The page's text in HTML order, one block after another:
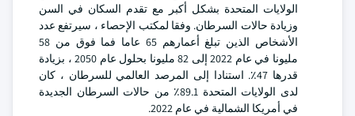
الولايات المتحدة بشكل أكبر مع تقدم السكان في السن
وزيادة حالات السرطان. وفقا لمكتب الإحصاء ، سيرتفع عدد
الأشخاص الذين تبلغ أعمارهم 65 عاما فما فوق من 58
مليونا في عام 2022 إلى 82 مليونا بحلول عام 2050 ، بزيادة
قدرها 47٪. استنادا إلى المرصد العالمي للسرطان ، كان
لدى الولايات المتحدة 89.1٪ من حالات السرطان الجديدة
في أمريكا الشمالية في عام 2022.